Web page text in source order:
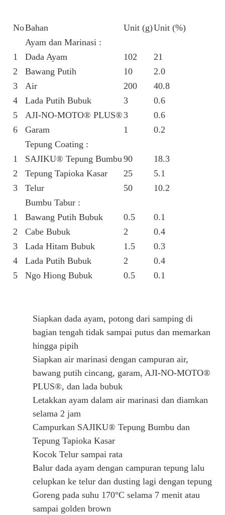
NoBahan Unit (g)Unit (%)
Ayam dan Marinasi :
1
Dada Ayam 102
21
2
Bawang Putih 10
2.0
3
Air 200
40.8
4
Lada Putih Bubuk 3
0.6
5
AJI-NO-MOTO® PLUS®3
0.6
6
Garam 1
0.2
Tepung Coating :
1
SAJIKU® Tepung Bumbu 90
18.3
2
Tepung Tapioka Kasar 25
5.1
3
Telur 50
10.2
Bumbu Tabur :
1
Bawang Putih Bubuk 0.5
0.1
2
Cabe Bubuk 2
0.4
3
Lada Hitam Bubuk 1.5
0.3
4
Lada Putih Bubuk 2
0.4
5
Ngo Hiong Bubuk 0.5 0.1
Siapkan dada ayam, potong dari samping di
bagian tengah tidak sampai putus dan memarkan
hingga pipih
Siapkan air marinasi dengan campuran air,
bawang putih cincang, garam, AJI-NO-MOTO®
PLUS®, dan lada bubuk
Letakkan ayam dalam air marinasi dan diamkan
selama 2 jam
Campurkan SAJIKU® Tepung Bumbu dan
Tepung Tapioka Kasar
Kocok Telur sampai rata
Balur dada ayam dengan campuran tepung lalu
celupkan ke telur dan dusting lagi dengan tepung
Goreng pada suhu 170°C selama 7 menit atau
sampai golden brown